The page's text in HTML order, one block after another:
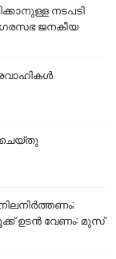
നടപടി
ജനകീയ
ചെയ്തു
ഉടൻ വേണം: മുസ്